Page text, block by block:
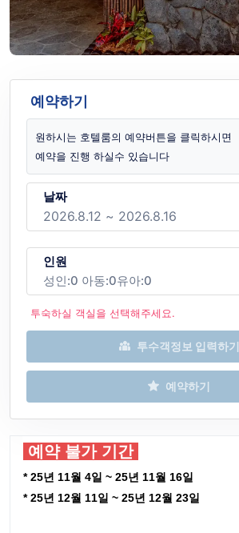
예약하기
원하시는 호텔룸의 예약버튼을 클릭하시면
예약을 진행 하실수 있습니다
날짜
인원
성인:0 아동:0유아:0
투숙하실 객실을 선택해주세요.
투수객정보 입력하기
예약하기
예약 불가 기간
* 25년 11월 4일 ~ 25년 11월 16일
* 25년 12월 11일 ~ 25년 12월 23일